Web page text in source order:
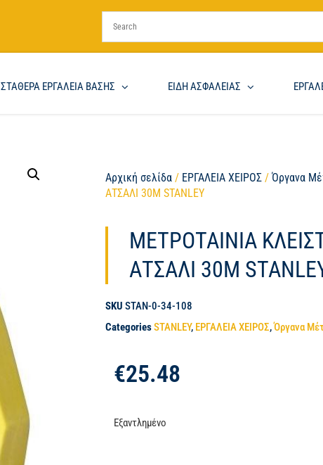
ΣΤΑΘΕΡΑ ΕΡΓΑΛΕΙΑ ΒΑΣΗΣ ΕΙΔΗ ΑΣΦΑΛΕΙΑΣ
Αρχική σελίδα / ΕΡΓΑΛΕΙΑ ΧΕΙΡΟΣ /Όργανα
ΑΤΣΑΛΙ 30M STANLEY
ΜΕΤΡΟΤΑΙΝΙΑ
ΑΤΣΑΛΙ 30M
SKUSTAN-0-34-108
CategoriesSTANLEY, ΕΡΓΑΛΕΙΑ ΧΕΙΡΟΣ,Όργανα
€25.48
Εξαντλημένο